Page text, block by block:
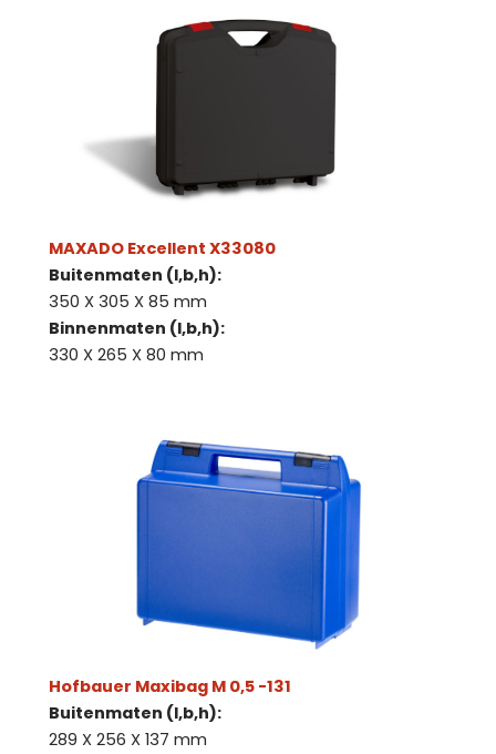
MAXADO Excellent X33080
Buitenmaten (l,b,h):
350 X 305 X 85 mm
Binnenmaten (l,b,h):
330 X 265 X 80 mm
Hofbauer Maxibag M 0,5 -131
Buitenmaten (l,b,h):
289 X 256 X 137 mm